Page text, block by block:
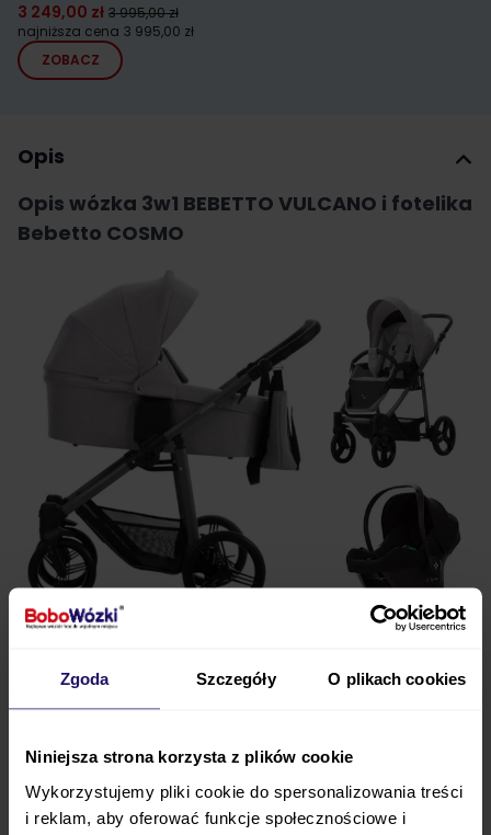
Zgoda Szczegóły O plikach cookies
Niniejsza strona korzysta z plików cookie
Wykorzystujemy pliki cookie do spersonalizowania treści
i reklam, aby oferować funkcje społecznościowe i
3 249,00 zł 3 995,00 zł
najniższa cena 3 995,00 zł
ZOBACZ
Opis
Opis wózka 3w1 BEBETTO VULCANO i fotelika
Bebetto COSMO
Bebetto COSMO
to funkcjonalny i stylowyzestaw
3w1 od pierwszych dni życia
funkcjonalnością i eleganckim wyglądem
Gondola wózka może pełnić również rolę kołyski,